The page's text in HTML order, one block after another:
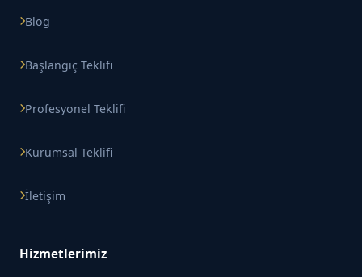
Blog
Başlangıç Teklifi
Profesyonel Teklifi
Kurumsal Teklifi
İletişim
Hizmetlerimiz